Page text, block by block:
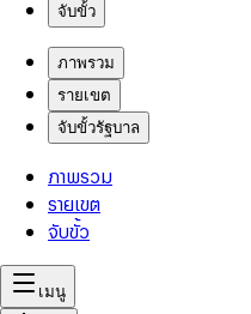
จับขั้ว
ภาพรวม
รายเขต
จับขั้วรัฐบาล
ภาพรวม
รายเขต
จับขั้ว
เมนู